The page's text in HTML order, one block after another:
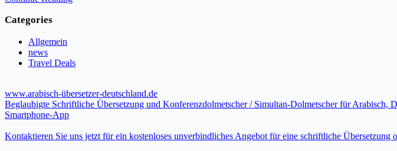
Categories
Allgemein
news
Travel Deals
www.arabisch-übersetzer-deutschland.de
Beglaubigte Schriftliche Übersetzung und Konferenzdolmetscher / Simultan-Dolmetscher für
Smartphone-App
Kontaktieren Sie uns jetzt für ein kostenloses unverbindliches Angebot für eine schriftliche Übersetzung